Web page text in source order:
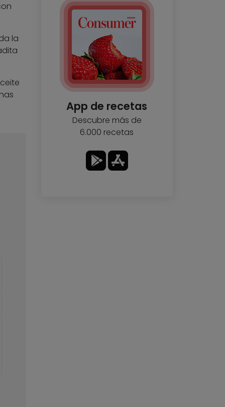
la
App de recetas
Descubre más de
6.000 recetas